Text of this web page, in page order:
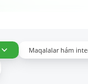
Maqalalar hám